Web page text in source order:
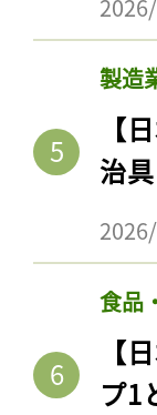
製造
【
治
食品
【
プ1